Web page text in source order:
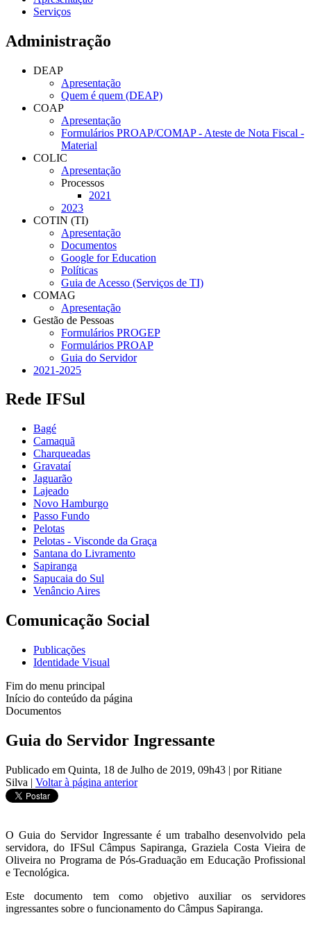
Serviços
Administração
DEAP
Apresentação
Quem é quem (DEAP)
COAP
Apresentação
Formulários PROAP/COMAP - Ateste de Nota Fiscal -
Material
COLIC
Apresentação
Processos
2021
2023
COTIN (TI)
Apresentação
Documentos
Google for Education
Políticas
Guia de Acesso (Serviços de TI)
COMAG
Apresentação
Gestão de Pessoas
Formulários PROGEP
Formulários PROAP
Guia do Servidor
2021-2025
Rede IFSul
Bagé
Camaquã
Charqueadas
Gravataí
Jaguarão
Lajeado
Novo Hamburgo
Passo Fundo
Pelotas
Pelotas - Visconde da Graça
Santana do Livramento
Sapiranga
Sapucaia do Sul
Venâncio Aires
Comunicação Social
Publicações
Identidade Visual
Fim do menu principal
Início do conteúdo da página
Documentos
Guia do Servidor Ingressante
Publicado em Quinta, 18 de Julho de 2019, 09h43 | por Ritiane
Silva | Voltar à página anterior
O Guia do Servidor Ingressante é um trabalho desenvolvido pela
servidora, do IFSul Câmpus Sapiranga, Graziela Costa Vieira de
Oliveira no Programa de Pós-Graduação em Educação Profissional
e Tecnológica.
Este documento tem como objetivo auxiliar os servidores
ingressantes sobre o funcionamento do Câmpus Sapiranga.